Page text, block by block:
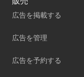
広告を掲載する
広告を管理
広告を予約する